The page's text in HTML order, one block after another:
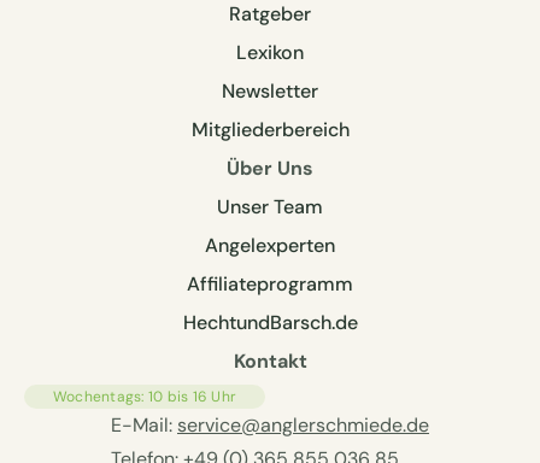
Ratgeber
Lexikon
Newsletter
Mitgliederbereich
Über Uns
Unser Team
Angelexperten
Affiliateprogramm
HechtundBarsch.de
Kontakt
Wochentags: 10 bis 16 Uhr
E-Mail: service@anglerschmiede.de